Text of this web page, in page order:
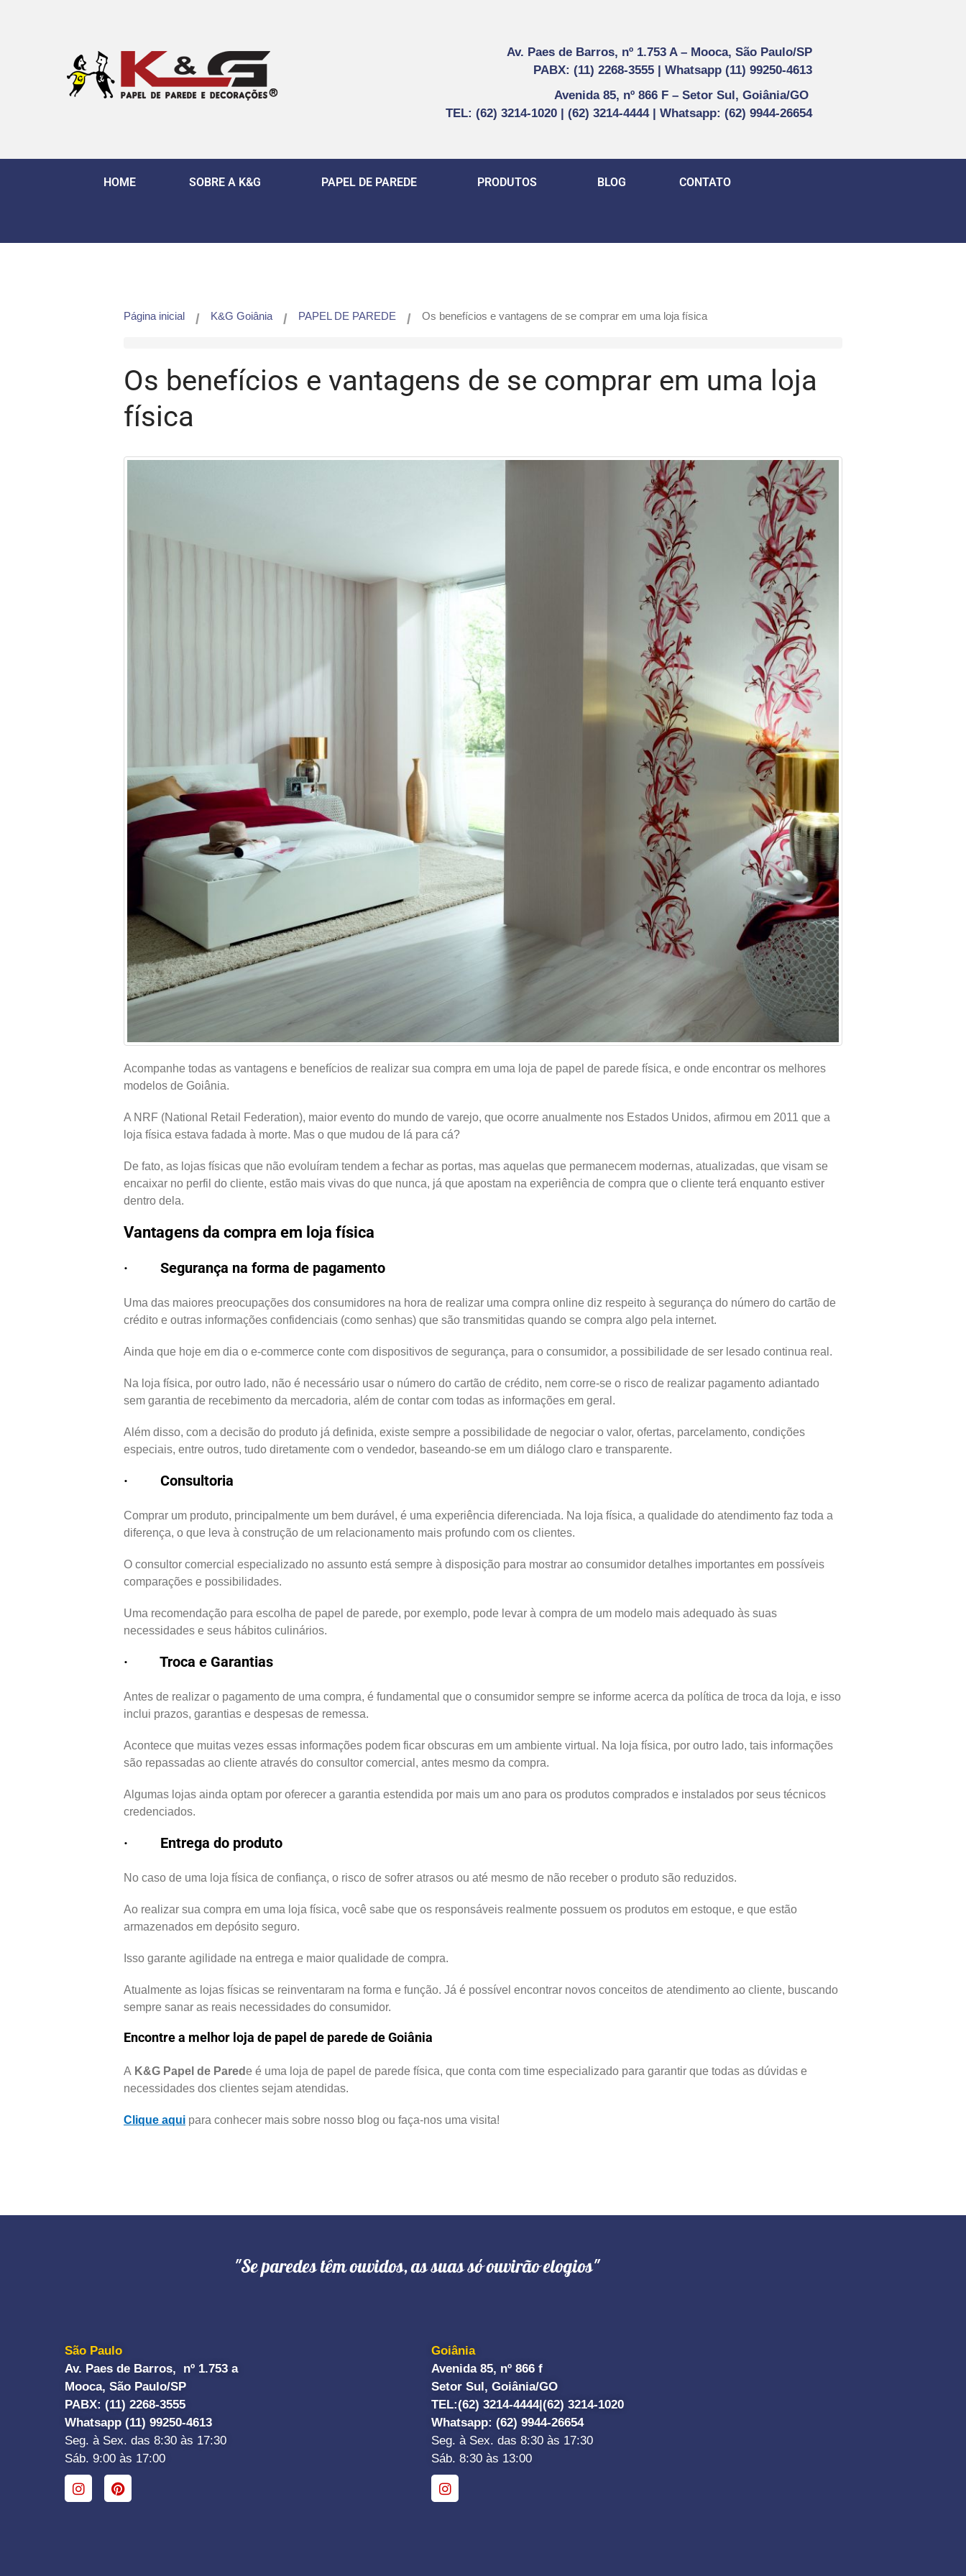
Av. Paes de Barros, nº 1.753 A – Mooca, São Paulo/SP
PABX: (11) 2268-3555 | Whatsapp (11) 99250-4613
Avenida 85, nº 866 F – Setor Sul, Goiânia/GO
TEL: (62) 3214-1020 | (62) 3214-4444 | Whatsapp: (62) 9944-26654
HOME SOBRE A K&G PAPEL DE PAREDE PRODUTOS BLOG CONTATO
Página inicial / K&G Goiânia / PAPEL DE PAREDE / Os benefícios e vantagens de se comprar em uma loja física
Os benefícios e vantagens de se comprar em uma loja
física
Acompanhe todas as vantagens e benefícios de realizar sua compra em uma loja de papel de parede física, e onde encontrar os melhores
modelos de Goiânia.
A NRF (National Retail Federation), maior evento do mundo de varejo, que ocorre anualmente nos Estados Unidos, afirmou em 2011 que a
loja física estava fadada à morte. Mas o que mudou de lá para cá?
De fato, as lojas físicas que não evoluíram tendem a fechar as portas, mas aquelas que permanecem modernas, atualizadas, que visam se
encaixar no perfil do cliente, estão mais vivas do que nunca, já que apostam na experiência de compra que o cliente terá enquanto estiver
dentro dela.
Vantagens da compra em loja física
· Segurança na forma de pagamento
Uma das maiores preocupações dos consumidores na hora de realizar uma compra online diz respeito à segurança do número do cartão de
crédito e outras informações confidenciais (como senhas) que são transmitidas quando se compra algo pela internet.
Ainda que hoje em dia o e-commerce conte com dispositivos de segurança, para o consumidor, a possibilidade de ser lesado continua real.
Na loja física, por outro lado, não é necessário usar o número do cartão de crédito, nem corre-se o risco de realizar pagamento adiantado
sem garantia de recebimento da mercadoria, além de contar com todas as informações em geral.
Além disso, com a decisão do produto já definida, existe sempre a possibilidade de negociar o valor, ofertas, parcelamento, condições
especiais, entre outros, tudo diretamente com o vendedor, baseando-se em um diálogo claro e transparente.
· Consultoria
Comprar um produto, principalmente um bem durável, é uma experiência diferenciada. Na loja física, a qualidade do atendimento faz toda a
diferença, o que leva à construção de um relacionamento mais profundo com os clientes.
O consultor comercial especializado no assunto está sempre à disposição para mostrar ao consumidor detalhes importantes em possíveis
comparações e possibilidades.
Uma recomendação para escolha de papel de parede, por exemplo, pode levar à compra de um modelo mais adequado às suas
necessidades e seus hábitos culinários.
· Troca e Garantias
Antes de realizar o pagamento de uma compra, é fundamental que o consumidor sempre se informe acerca da política de troca da loja, e isso
inclui prazos, garantias e despesas de remessa.
Acontece que muitas vezes essas informações podem ficar obscuras em um ambiente virtual. Na loja física, por outro lado, tais informações
são repassadas ao cliente através do consultor comercial, antes mesmo da compra.
Algumas lojas ainda optam por oferecer a garantia estendida por mais um ano para os produtos comprados e instalados por seus técnicos
credenciados.
· Entrega do produto
No caso de uma loja física de confiança, o risco de sofrer atrasos ou até mesmo de não receber o produto são reduzidos.
Ao realizar sua compra em uma loja física, você sabe que os responsáveis realmente possuem os produtos em estoque, e que estão
armazenados em depósito seguro.
Isso garante agilidade na entrega e maior qualidade de compra.
Atualmente as lojas físicas se reinventaram na forma e função. Já é possível encontrar novos conceitos de atendimento ao cliente, buscando
sempre sanar as reais necessidades do consumidor.
Encontre a melhor loja de papel de parede de Goiânia
A K&G Papel de Parede é uma loja de papel de parede física, que conta com time especializado para garantir que todas as dúvidas e
necessidades dos clientes sejam atendidas.
Clique aqui para conhecer mais sobre nosso blog ou faça-nos uma visita!
"Se paredes têm ouvidos, as suas só ouvirão elogios"
São Paulo
Av. Paes de Barros, nº 1.753 a
Mooca, São Paulo/SP
PABX: (11) 2268-3555
Whatsapp (11) 99250-4613
Seg. à Sex. das 8:30 às 17:30
Sáb. 9:00 às 17:00
Goiânia
Avenida 85, nº 866 f
Setor Sul, Goiânia/GO
TEL:(62) 3214-4444| (62) 3214-1020
Whatsapp: (62) 9944-26654
Seg. à Sex. das 8:30 às 17:30
Sáb. 8:30 às 13:00